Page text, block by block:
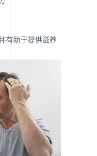
有助于提供滋养